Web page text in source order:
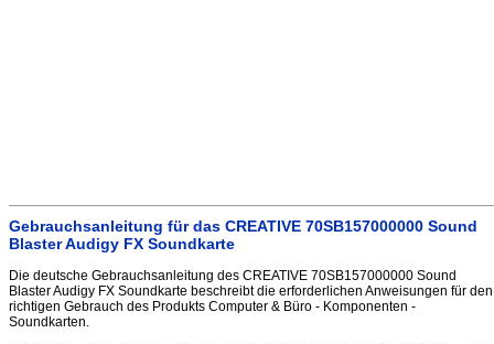
Gebrauchsanleitung für das CREATIVE 70SB157000000 Sound
Blaster Audigy FX Soundkarte
Die deutsche Gebrauchsanleitung des CREATIVE 70SB157000000 Sound
Blaster Audigy FX Soundkarte beschreibt die erforderlichen Anweisungen für den
richtigen Gebrauch des Produkts Computer & Büro - Komponenten -
Soundkarten.